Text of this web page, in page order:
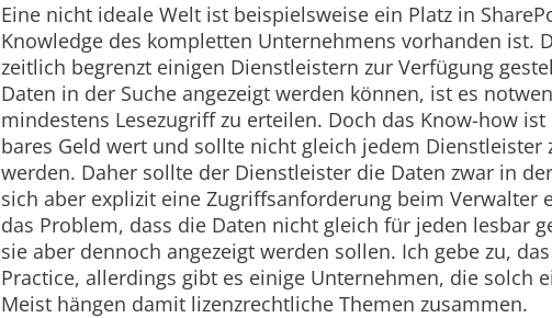
Eine nicht ideale Welt ist beispielsweise ein Platz in
Knowledge des kompletten Unternehmens vorhanden ist.
zeitlich begrenzt einigen Dienstleistern zur Verfügung
Daten in der Suche angezeigt werden können, ist es
mindestens Lesezugriff zu erteilen. Doch das Know-how
bares Geld wert und sollte nicht gleich jedem Dienstleister
werden. Daher sollte der Dienstleister die Daten zwar in
sich aber explizit eine Zugriffsanforderung beim Verwalter
das Problem, dass die Daten nicht gleich für jeden lesbar
sie aber dennoch angezeigt werden sollen. Ich gebe zu,
Practice, allerdings gibt es einige Unternehmen, die solch
Meist hängen damit lizenzrechtliche Themen zusammen.